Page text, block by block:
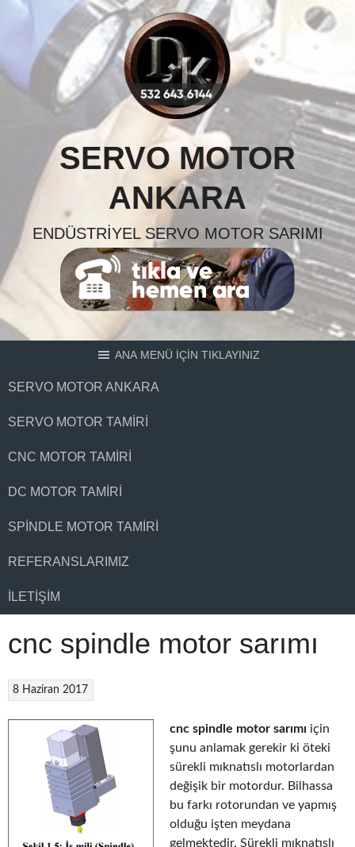
Skip
content
SERVO MOTOR
ANKARA
ENDÜSTRIYEL SERVO MOTOR SARIMI
ANA MENÜ İÇİN TIKLAYINIZ
SERVO MOTOR ANKARA
SERVO MOTOR TAMIRI
CNC MOTOR TAMIRI
DC MOTOR TAMIRI
SPINDLE MOTOR TAMIRI
REFERANSLARIMIZ
İLETIŞIM
cnc spindle motor sarımı
8 Haziran 2017
cnc spindle motor sarımı için
şunu anlamak gerekir ki öteki
sürekli mıknatıslı motorlardan
değişik bir motordur. Bilhassa
bu farkı rotorundan ve yapmış
olduğu işten meydana
gelmektedir. Sürekli mıknatıslı